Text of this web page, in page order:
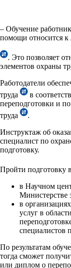
– Обучение
помощи относится к
. Это позволяет
элементов охраны
Работодатели
труда
в
переподготовки и
труда
.
Инструктаж об
специалист по
подготовку.
Пройти подготовку
в Научном
Министерстве
в
услуг в
специалистов
По результатам
тогда сможет
или диплом о